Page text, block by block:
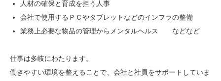
人材の確保と育成を担う人事
会社で使用するＰＣやタブレットなどのインフラの整備
業務上必要な物品の管理からメンタルヘルス などなど
仕事は多岐にわたります。
働きやすい環境を整えることで、会社と社員をサポートしていま